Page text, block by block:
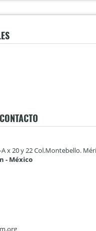
x 20 y 22 Col.Montebello.
- México